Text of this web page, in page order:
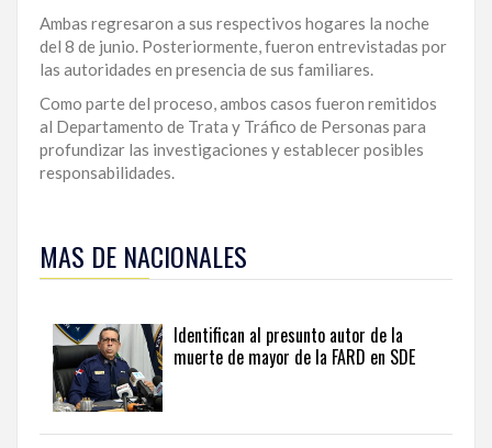
Ambas regresaron a sus respectivos hogares la noche
del 8 de junio. Posteriormente, fueron entrevistadas por
las autoridades en presencia de sus familiares.
Como parte del proceso, ambos casos fueron remitidos
al Departamento de Trata y Tráfico de Personas para
profundizar las investigaciones y establecer posibles
responsabilidades.
esta
información
seguir
actualidad
del
país
desde
MAS DE NACIONALES
Identifican al presunto autor de la
muerte de mayor de la FARD en SDE